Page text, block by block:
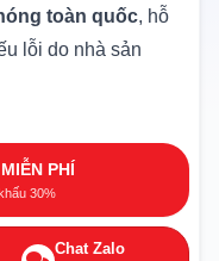
toàn quốc, hỗ
lỗi do nhà sản
PHÍ
30%
Chat Zalo